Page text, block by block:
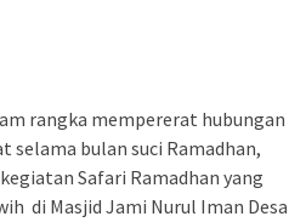
rangka mempererat hubungan
selama bulan suci Ramadhan,
Safari Ramadhan yang
di Masjid Jami Nurul Iman Desa